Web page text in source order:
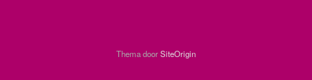
Thema doorSiteOrigin